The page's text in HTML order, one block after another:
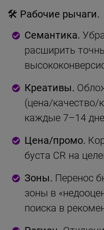
🛠 Рабочие рычаги.
Семантика.
расширить
Креативы.
(цена/качество/
каждые 7–14
Цена/промо.
буста CR на
Зоны. Перенос
зоны в
поиска в